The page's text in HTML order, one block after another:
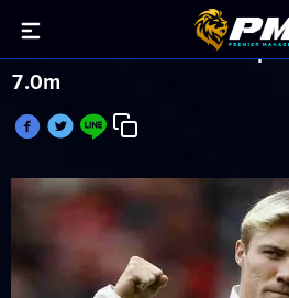
แฟนตาซี เปิดเผยราคา ราสมุส
7.0m